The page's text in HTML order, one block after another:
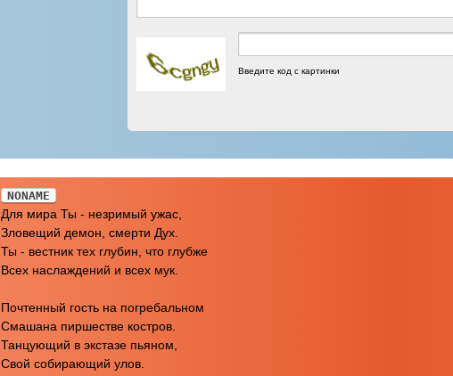
Введите код с картинки
NONAME
Для мира Ты - незримый ужас,
Зловещий демон, смерти Дух.
Ты - вестник тех глубин, что глубже
Всех наслаждений и всех мук.
Почтенный гость на погребальном
Смашана пиршестве костров.
Танцующий в экстазе пьяном,
Свой собирающий улов.